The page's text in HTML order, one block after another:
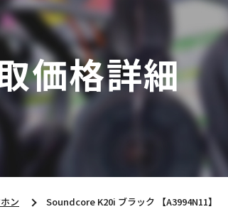
価格詳細
ン Soundcore K20i ブラック 【A3994N11】